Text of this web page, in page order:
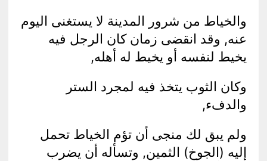
والخياط من شرور المدينة لا يستغنى اليوم
عنه, وقد انقضى زمان كان الرجل فيه
يخيط لنفسه أو يخيط له أهله,
وكان الثوب يتخذ فيه لمجرد الستر
والدفء,
ولم يبق لك منجى أن تؤم الخياط تحمل
إليه (الجوخ) الثمين, وتسأله أن يضرب